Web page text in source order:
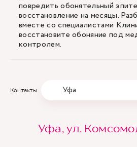
повредить обонятельный
восстановление на месяцы.
вместе со специалистами
восстановите обоняние под
контролем.
Контакты Уфа
Уфа, ул.